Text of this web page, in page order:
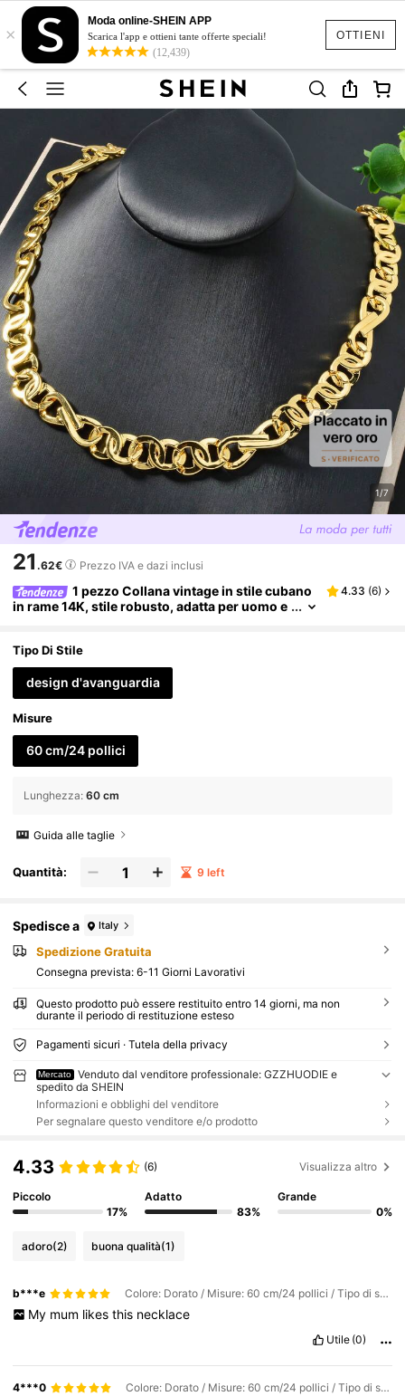
OTTIENI
×
Moda online-SHEIN APP
Scarica l'app e ottieni tante offerte speciali!
(12,439)
1/7
21 .62€ Prezzo IVA e dazi inclusi
1 pezzo Collana vintage in stile cubano
in rame 14K, stile robusto, adatta per uomo e
4.33 (6)
Tipo Di Stile
design d'avanguardia
Misure
60 cm/24 pollici
Lunghezza: 60 cm
Guida alle taglie
Quantità: 9 left
Spedisce a Italy
Spedizione Gratuita
Consegna prevista: 6-11 Giorni Lavorativi
Questo prodotto può essere restituito entro 14 giorni, ma non
durante il periodo di restituzione esteso
Pagamenti sicuri · Tutela della privacy
Mercato
Venduto dal venditore professionale: GZZHUODIE e
spedito da SHEIN
Informazioni e obblighi del venditore
Per segnalare questo venditore e/o prodotto
4.33 (6) Visualizza altro
Piccolo
17%
Adatto
83%
Grande
0%
adoro(2) buona qualità(1)
b***e Colore: Dorato / Misure: 60 cm/24 pollici / Tipo di stile: design d'avanguardia
My mum likes this necklace
Utile (0)
4***0 Colore: Dorato / Misure: 60 cm/24 pollici / Tipo di stile: design d'avanguardia